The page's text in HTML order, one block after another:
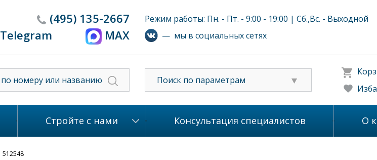
(495) 135-2667
Telegram
MAX
Режим работы: Пн. - Пт. - 9:00 - 19:00 | Сб.,Вс. - Выходной
— мы в социальных сетях
Поиск по параметрам
Стройте с нами Консультация специалистов О
512548